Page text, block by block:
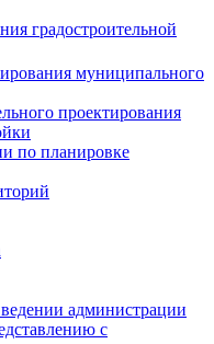
градостроительной
муниципального
проектирования
по планировке
администрации
с